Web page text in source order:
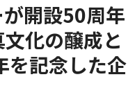
開設50周年
化の醸成と
を記念した企